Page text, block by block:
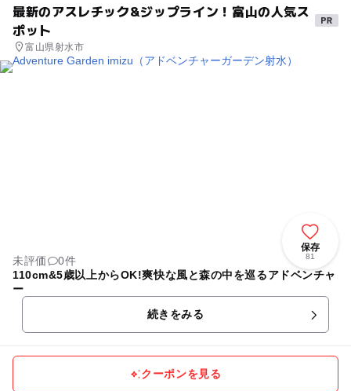
最新のアスレチック&ジップライン！富山の人気ス
ポット
富山県射水市
保存
81
未評価
0件
110cm&5歳以上からOK!爽快な風と森の中を巡るアドベンチャ
ー
続きをみる
クーポンを見る